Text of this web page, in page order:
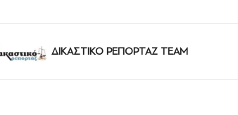
ΔΙΚΑΣΤΙΚΟ ΡΕΠΟΡΤΑΖ TEAM